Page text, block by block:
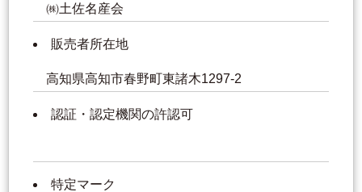
㈱土佐名産会
販売者所在地
高知県高知市春野町東諸木1297-2
認証・認定機関の許認可
特定マーク